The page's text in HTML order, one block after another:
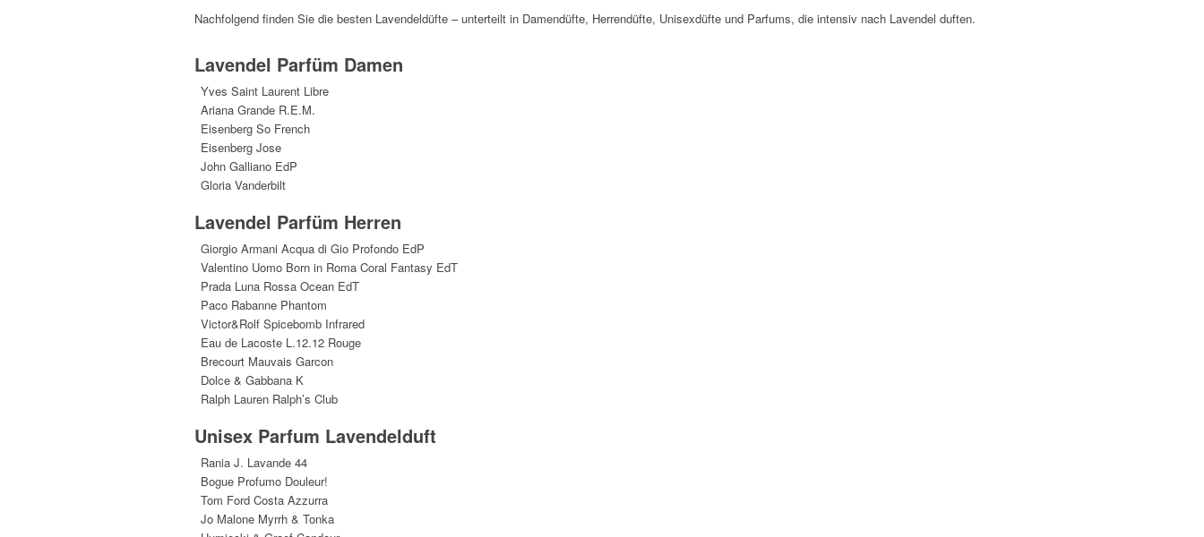
Nachfolgend finden Sie die besten Lavendeldüfte – unterteilt in Damendüfte, Herrendüfte, Unisexdüfte und Parfums, die intensiv nach Lavendel duften.
Lavendel Parfüm Damen
Yves Saint Laurent Libre
Ariana Grande R.E.M.
Eisenberg So French
Eisenberg Jose
John Galliano EdP
Gloria Vanderbilt
Lavendel Parfüm Herren
Giorgio Armani Acqua di Gio Profondo EdP
Valentino Uomo Born in Roma Coral Fantasy EdT
Prada Luna Rossa Ocean EdT
Paco Rabanne Phantom
Victor&Rolf Spicebomb Infrared
Eau de Lacoste L.12.12 Rouge
Brecourt Mauvais Garcon
Dolce & Gabbana K
Ralph Lauren Ralph’s Club
Unisex Parfum Lavendelduft
Rania J. Lavande 44
Bogue Profumo Douleur!
Tom Ford Costa Azzurra
Jo Malone Myrrh & Tonka